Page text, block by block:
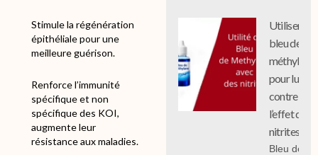
Stimule la régénération
épithéliale pour une
meilleure guérison.
Renforce l’immunité
spécifique et non
spécifique des KOI,
augmente leur
résistance aux maladies.
Utiliser le
bleu de
méthylène
pour lutter
contre
l’effet des
nitrites
Bleu de